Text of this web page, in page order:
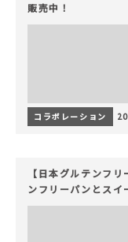
販売中！
コラボレーション
【日本グルテンフ
ンフリーパンとスイ